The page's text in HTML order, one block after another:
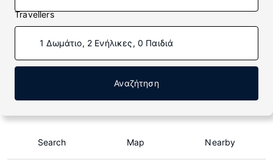
Travellers
1 Δωμάτιο, 2 Ενήλικες, 0 Παιδιά
Αναζήτηση
Search Map Nearby